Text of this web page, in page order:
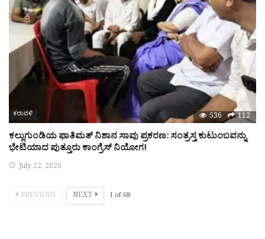
ಕರಾವಳಿ 536 112
ಕಲ್ಲುಗುಂಡಿಯ ಫಾತಿಮತ್ ನಿಶಾನ ಸಾವು ಪ್ರಕರಣ: ಸಂತ್ರಸ್ತ ಕುಟುಂಬವನ್ನು
ಭೇಟಿಯಾದ ಪುತ್ತೂರು ಕಾಂಗ್ರೆಸ್ ನಿಯೋಗ!
July 22, 2026
PREVIOUS NEXT 1 of68